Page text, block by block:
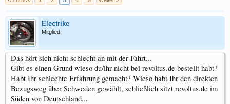
Electrike
Mitglied
Das hört sich nicht schlecht an mit der Fahrt...
Gibt es einen Grund wieso du/ihr nicht bei revoltus.de bestellt habt?
Habt Ihr schlechte Erfahrung gemacht? Wieso habt Ihr den direkten
Bezugsweg über Schweden gewählt, schließlich sitzt revoltus.de im
Süden von Deutschland...